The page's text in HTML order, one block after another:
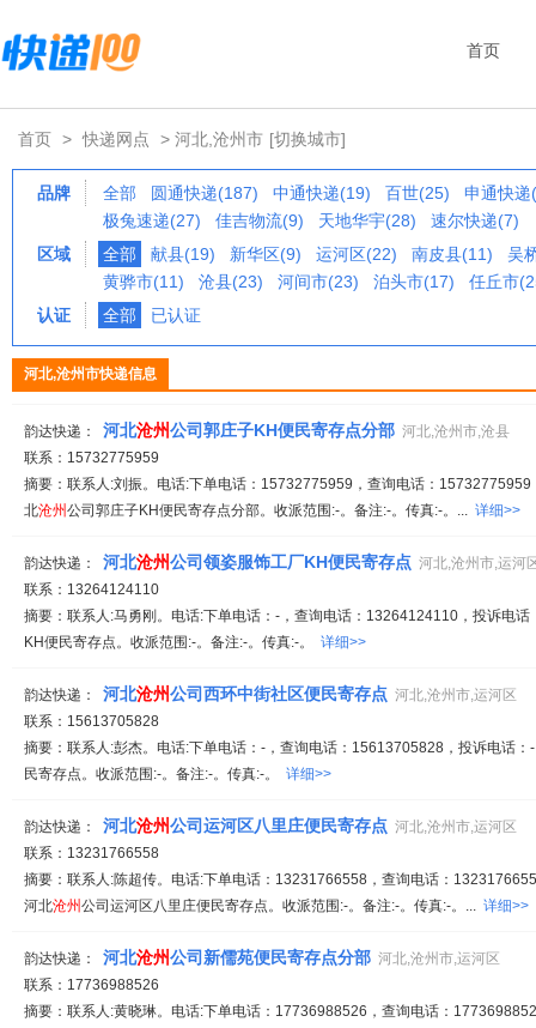
首页
首页 > 快递网点 > 河北,沧州市 [切换城市]
品牌 全部 圆通快递(187) 中通快递(19) 百世(25)
申通快递
极兔速递(27)
佳吉物流(9) 天地华宇(28)
速尔快递(7)
区域
全部 献县(19) 新华区(9) 运河区(22) 南皮县(11)
吴
黄骅市(11)
沧县(23) 河间市(23) 泊头市(17)
任丘市
认证
全部 已认证
河北,沧州市快递信息
韵达快递： 河北沧州公司郭庄子KH便民寄存点分部 河北,沧州市,沧县
联系：15732775959
摘要：联系人:刘振。电话:下单电话：15732775959，查询电话：
北沧州公司郭庄子KH便民寄存点分部。收派范围:-。备注:-。传真:-。... 详细>>
韵达快递： 河北沧州公司领姿服饰工厂KH便民寄存点 河北,沧州市,运河
联系：13264124110
摘要：联系人:马勇刚。电话:下单电话：-，查询电话：13264124110，投诉电话
KH便民寄存点。收派范围:-。备注:-。传真:-。 详细>>
韵达快递： 河北沧州公司西环中街社区便民寄存点 河北,沧州市,运河区
联系：15613705828
摘要：联系人:彭杰。电话:下单电话：-，查询电话：15613705828，投诉电话：
民寄存点。收派范围:-。备注:-。传真:-。 详细>>
韵达快递： 河北沧州公司运河区八里庄便民寄存点 河北,沧州市,运河区
联系：13231766558
摘要：联系人:陈超传。电话:下单电话：13231766558，查询电话：
河北沧州公司运河区八里庄便民寄存点。收派范围:-。备注:-。传真:-。... 详细>>
韵达快递： 河北沧州公司新儒苑便民寄存点分部 河北,沧州市,运河区
联系：17736988526
摘要：联系人:黄晓琳。电话:下单电话：17736988526，查询电话：